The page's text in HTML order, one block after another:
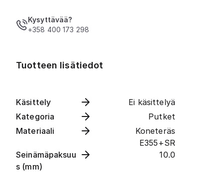
Kysyttävää?
+358 400 173 298
Tuotteen lisätiedot
Käsittely
Ei käsittelyä
Kategoria
Putket
Materiaali
Koneteräs
E355+SR
Seinämäpaksuu
s (mm)
10.0